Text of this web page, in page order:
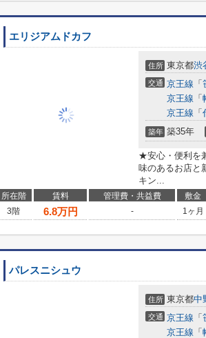
エリジアムドカフ
住所 東京都渋
交通 京王線 「
京王線 「
京王線 「
築年 築35年
★安心・便利を
味のあるお店と
キン...
所在階 賃料 管理費・共益費 敷金
3階
6.8万円 - 1ヶ月
パレスニシュウ
住所 東京都中
交通 京王線 「
京王線 「